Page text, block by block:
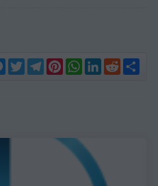
Messenger
TwitterTelegram
Pinterest
WhatsApp
LinkedIn
Reddit